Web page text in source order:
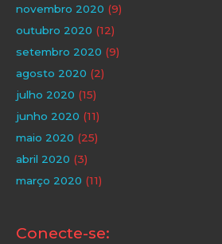
novembro 2020 (9)
outubro 2020 (12)
setembro 2020 (9)
agosto 2020 (2)
julho 2020 (15)
junho 2020 (11)
maio 2020 (25)
abril 2020 (3)
março 2020 (11)
Conecte-se: